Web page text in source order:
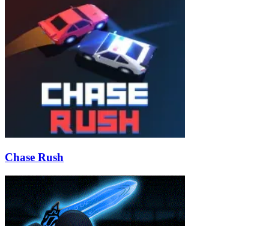
Chase Rush